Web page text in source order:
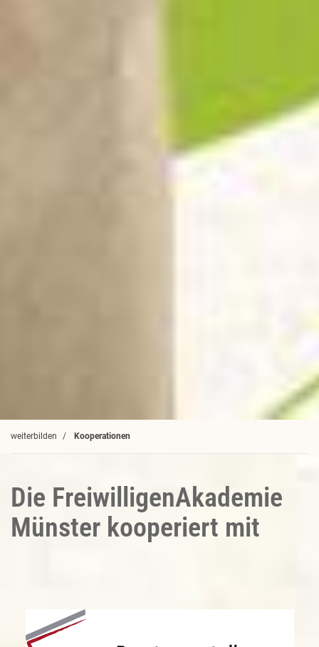
weiterbilden Kooperationen
Die FreiwilligenAkademie
Münster kooperiert mit